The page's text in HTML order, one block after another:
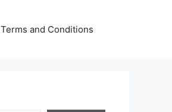
Terms and Conditions